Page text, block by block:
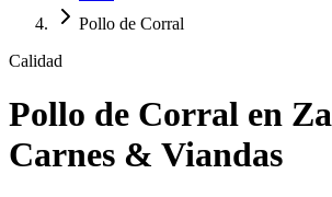
Pollo de Corral
Calidad
Pollo de Corral en
Carnes & Viandas